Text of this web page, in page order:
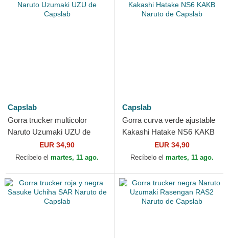
Capslab
Gorra trucker multicolor
Naruto Uzumaki UZU de
EUR 34,90
Recíbelo el martes, 11 ago.
Capslab
Gorra curva verde ajustable
Kakashi Hatake NS6 KAKB
Naruto de Capslab
EUR 34,90
Recíbelo el martes, 11 ago.